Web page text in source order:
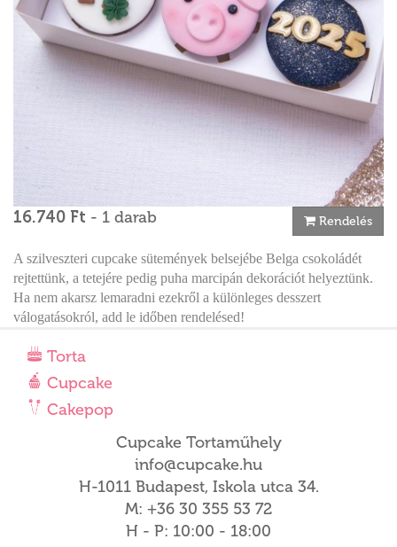
16.740 Ft - 1 darab Rendelés
A szilveszteri cupcake sütemények belsejébe Belga csokoládét
rejtettünk, a tetejére pedig puha marcipán dekorációt helyeztünk.
Ha nem akarsz lemaradni ezekről a különleges desszert
válogatásokról, add le időben rendelésed!
Torta
Cupcake
Cakepop
Cupcake Tortaműhely
info@cupcake.hu
H-1011 Budapest, Iskola utca 34.
M: +36 30 355 53 72
H - P: 10:00 - 18:00